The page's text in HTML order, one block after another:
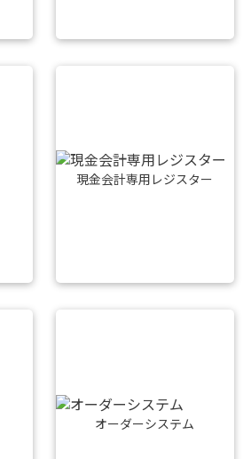
現金会計専用レジスター
オーダーシステム